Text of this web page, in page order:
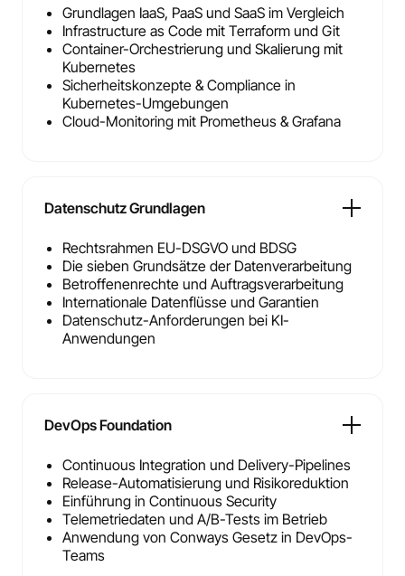
Grundlagen IaaS, PaaS und SaaS im Vergleich
Infrastructure as Code mit Terraform und Git
Container-Orchestrierung und Skalierung mit
Kubernetes
Sicherheitskonzepte & Compliance in
Kubernetes-Umgebungen
Cloud-Monitoring mit Prometheus & Grafana
Datenschutz Grundlagen
Rechtsrahmen EU-DSGVO und BDSG
Die sieben Grundsätze der Datenverarbeitung
Betroffenenrechte und Auftragsverarbeitung
Internationale Datenflüsse und Garantien
Datenschutz-Anforderungen bei KI-
Anwendungen
DevOps Foundation
Continuous Integration und Delivery-Pipelines
Release-Automatisierung und Risikoreduktion
Einführung in Continuous Security
Telemetriedaten und A/B-Tests im Betrieb
Anwendung von Conways Gesetz in DevOps-
Teams